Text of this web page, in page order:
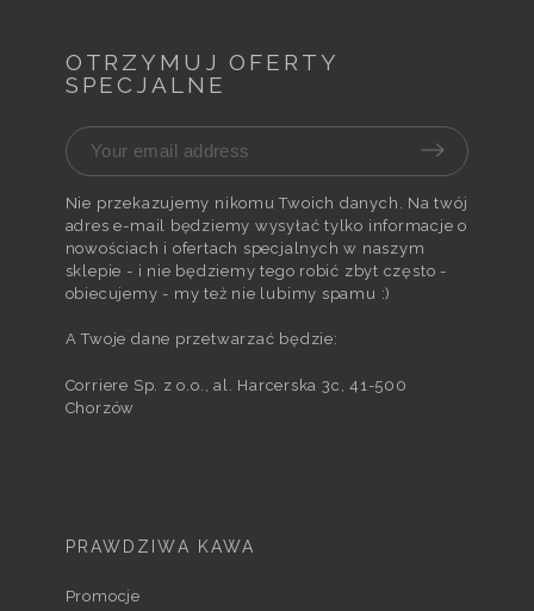
OTRZYMUJ OFERTY
SPECJALNE
Nie przekazujemy nikomu Twoich danych. Na twój
adres e-mail będziemy wysyłać tylko informacje o
nowościach i ofertach specjalnych w naszym
sklepie - i nie będziemy tego robić zbyt często -
obiecujemy - my też nie lubimy spamu :)
A Twoje dane przetwarzać będzie:
Corriere Sp. z o.o., al. Harcerska 3c, 41-500
Chorzów
PRAWDZIWA KAWA
Promocje